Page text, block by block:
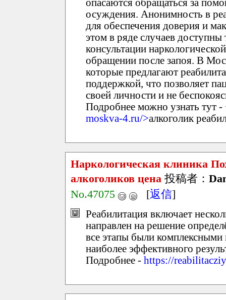
опасаются обращаться за
осуждения. Анонимность в
для обеспечения доверия и
этом в ряде случаев доступны
консультации
обращении после запоя. В
которые предлагают
поддержкой, что позволяет
своей личности и не
Подробнее можно узнать тут -
moskva-4.ru/>алкоголик
Наркологическая клиника
алкоголиков цена 投稿者：
No.47075
[返信]
Реабилитация включает
направлен на решение
все этапы были
наиболее эффективного
Подробнее - https://